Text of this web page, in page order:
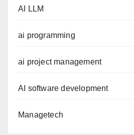
AI LLM
ai programming
ai project management
AI software development
Managetech